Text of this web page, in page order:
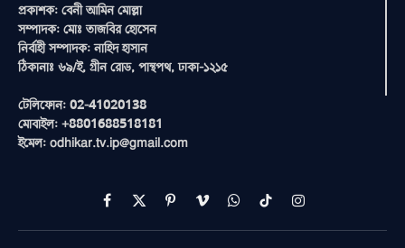
প্রকাশক: বেনী আমিন মোল্লা
সম্পাদক: মোঃ তাজবির হোসেন
নির্বাহী সম্পাদক: নাহিদ হাসান
ঠিকানাঃ ৬৯/ই, গ্রীন রোড, পান্থপথ, ঢাকা-১২১৫
টেলিফোন: 02-41020138
মোবাইল: +8801688518181
ইমেল: odhikar.tv.ip@gmail.com
Facebook
X
(Twitter)
PinterestVimeoWhatsAppTikTokInstagram